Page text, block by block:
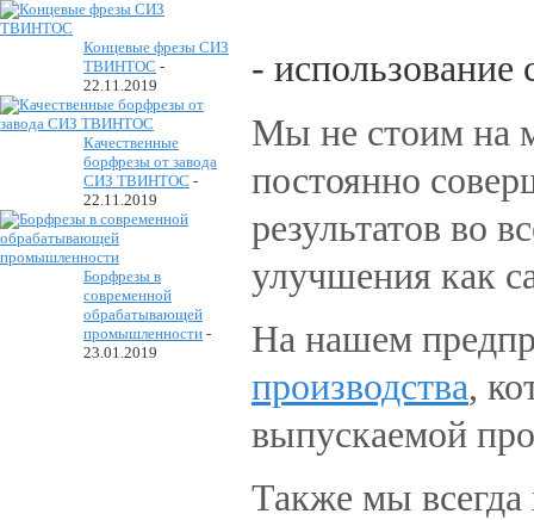
Концевые фрезы СИЗ
ТВИНТОС -
22.11.2019
Качественные
борфрезы от завода
СИЗ ТВИНТОС -
22.11.2019
Борфрезы в
современной
обрабатывающей
промышленности -
23.01.2019
-
Мы не стоим на
постоянно
результатов во
улучшения как
На нашем
производства,
выпускаемой
Также мы